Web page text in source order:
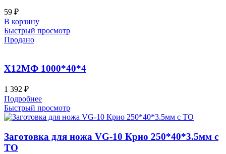
59 ₽
В корзину
Быстрый просмотр
Продано
Х12МФ 1000*40*4
1 392 ₽
Подробнее
Быстрый просмотр
Заготовка для ножа VG-10 Крио 250*40*3.5мм с
ТО